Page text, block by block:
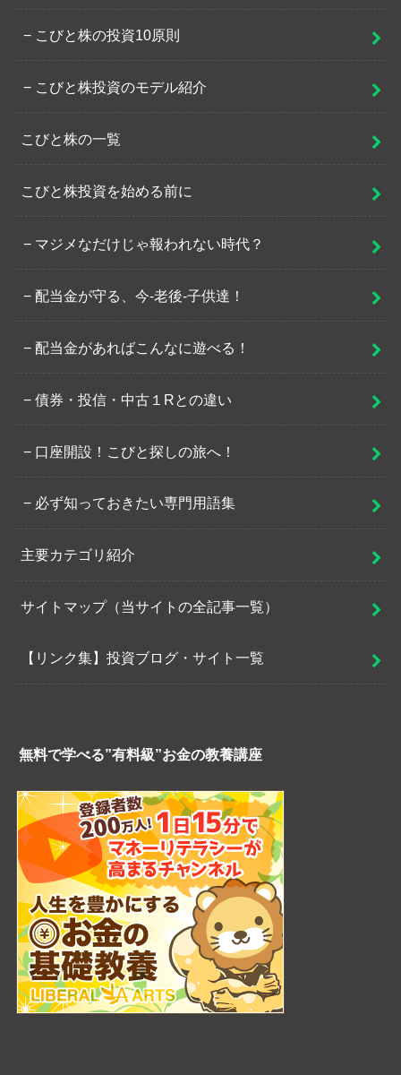
こびと株の投資10原則
こびと株投資のモデル紹介
こびと株の一覧
こびと株投資を始める前に
マジメなだけじゃ報われない時代？
配当金が守る、今-老後-子供達！
配当金があればこんなに遊べる！
債券・投信・中古１Rとの違い
口座開設！こびと探しの旅へ！
必ず知っておきたい専門用語集
主要カテゴリ紹介
サイトマップ（当サイトの全記事一覧）
【リンク集】投資ブログ・サイト一覧
無料で学べる”有料級”お金の教養講座